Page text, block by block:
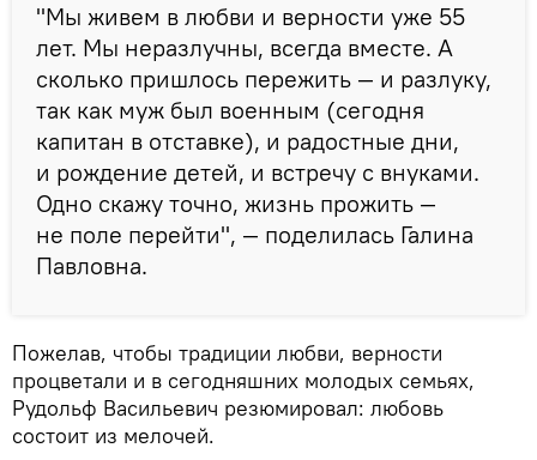
"Мы живем в любви и верности уже 55
лет. Мы неразлучны, всегда вместе. А
сколько пришлось пережить — и разлуку,
так как муж был военным (сегодня
капитан в отставке), и радостные дни,
и рождение детей, и встречу с внуками.
Одно скажу точно, жизнь прожить —
не поле перейти", — поделилась Галина
Павловна.
Пожелав, чтобы традиции любви, верности
процветали и в сегодняшних молодых семьях,
Рудольф Васильевич резюмировал: любовь
состоит из мелочей.